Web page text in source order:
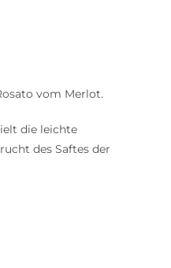
vom Merlot.
die leichte
des Saftes der